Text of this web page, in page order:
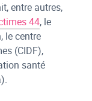
entre autres,
44, le
le centre
(CIDF),
santé